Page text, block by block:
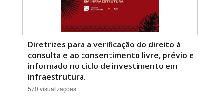
Diretrizes para a verificação do direito à
consulta e ao consentimento livre, prévio e
informado no ciclo de investimento em
infraestrutura.
570 visualizações